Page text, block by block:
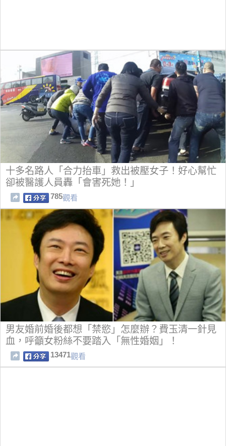
十多名路人「合力抬車」救出被壓女子！好心幫忙
卻被醫護人員轟「會害死她！」
785觀看
男友婚前婚後都想「禁慾」怎麼辦？費玉清一針見
血，呼籲女粉絲不要踏入「無性婚姻」！
13471觀看